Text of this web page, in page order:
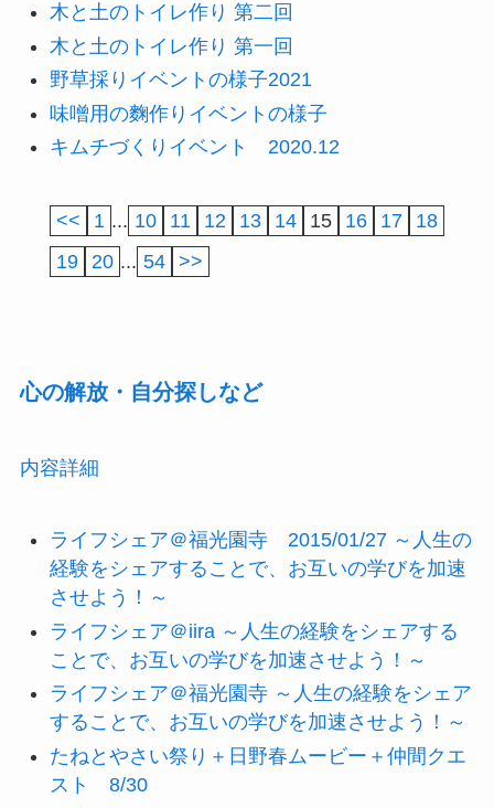
木と土のトイレ作り 第二回
木と土のトイレ作り 第一回
野草採りイベントの様子2021
味噌用の麴作りイベントの様子
キムチづくりイベント 2020.12
<< 1 ... 10 11 12 13 14 15 16 17
18
19
20 ... 54 >>
心の解放・自分探しなど
内容詳細
ライフシェア＠福光園寺 2015/01/27 ～人生の
経験をシェアすることで、お互いの学びを加速
させよう！～
ライフシェア＠iira ～人生の経験をシェアする
ことで、お互いの学びを加速させよう！～
ライフシェア＠福光園寺 ～人生の経験をシェア
することで、お互いの学びを加速させよう！～
たねとやさい祭り＋日野春ムービー＋仲間クエ
スト 8/30